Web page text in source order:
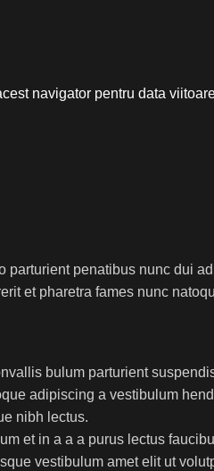
navigator pentru data
parturient penatibus nunc dui
et pharetra fames nunc
bulum parturient
adipiscing a vestibulum
nibh lectus.
et in a a a purus lectus
vestibulum amet elit ut